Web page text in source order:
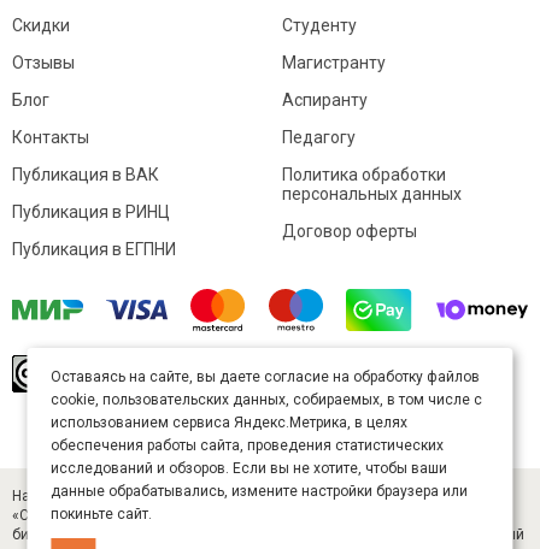
Скидки
Отзывы
Блог
Контакты
Студенту
Магистранту
Аспиранту
Педагогу
Публикация в ВАК
Публикация в РИНЦ
Публикация в ЕГПНИ
Политика обработки
персональных данных
Договор оферты
произведение доступно полицензии Creative
Commons «Attribution» («Атрибуция») 4.0
Непортированная.
Карта сайта
Научный журнал «Студенческий» (ISSN 2541-9412). Издатель — ООО
«СибАК» (ИНН 5402054157). Размещается в Научной электронной
библиотеке eLIBRARY.RU (договор № 445-11/2019 от 05.11.2019). Главный
Оставаясь на сайте, вы даете согласие на обработку файлов
cookie, пользовательских данных, собираемых, в том числе с
использованием сервиса Яндекс.Метрика, в целях
обеспечения работы сайта, проведения статистических
исследований и обзоров. Если вы не хотите, чтобы ваши
данные обрабатывались, измените настройки браузера или
покиньте сайт.